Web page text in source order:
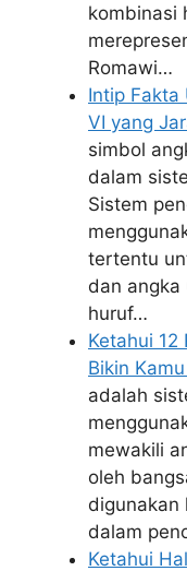
kombinasi
Romawi…
Intip Fakta
VI yang
simbol
dalam
Sistem
tertentu
dan angka
huruf…
Ketahui 12
Bikin
adalah
mewakili
oleh
digunakan
dalam
Ketahui